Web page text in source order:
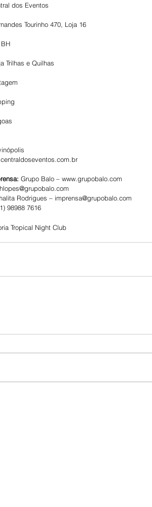
dos Eventos
Tourinho 470, Loja 16
Trilhas e Quilhas
Grupo Balo – www.grupobalo.com
Rodrigues – imprensa@grupobalo.com
98988 7616
Tropical Night Club